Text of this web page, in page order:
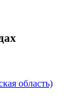
область)